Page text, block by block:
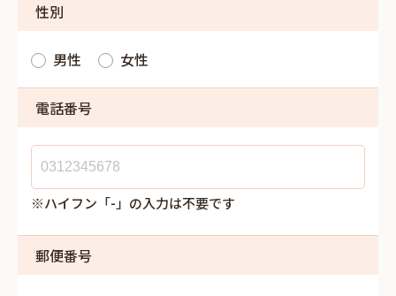
性別
男性 女性
電話番号
※ハイフン「-」の入力は不要です
郵便番号